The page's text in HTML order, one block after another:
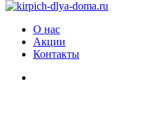
О нас
Акции
Контакты